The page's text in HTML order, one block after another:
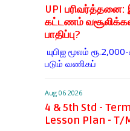
UPI
கட்டணம்
பாதிப்பு?
யுபிஐ மூலம்
படும் வணி​கப்
Aug 06 2026
4 & 5th Std -
Lesson Plan - T/